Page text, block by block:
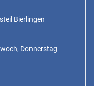
Bierlingen
Donnerstag